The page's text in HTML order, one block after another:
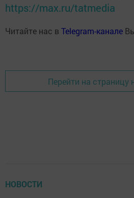
https://max.ru/tatmedia
Читайте нас в Telegram-канале
Перейти на страницу
НОВОСТИ